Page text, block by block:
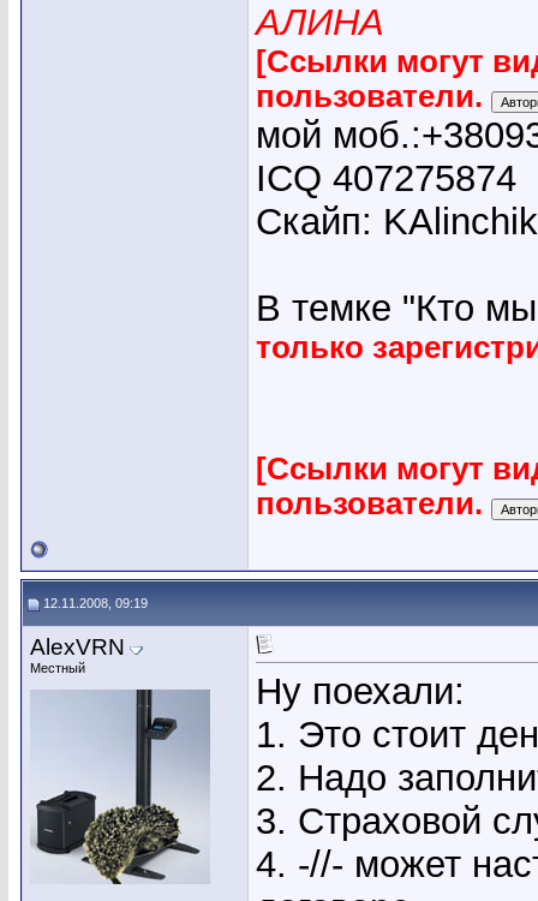
АЛИНА
[Ссылки могут
пользователи.
мой
ICQ 407275874
Скайп:
В темке "Кто
только
[Ссылки могут
пользователи.
12.11.2008, 09:19
AlexVRN
Местный
Ну поехали:
1. Это стоит
2. Надо
3. Страховой
4. -//- может